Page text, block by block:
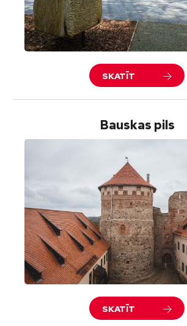
SKATĪT
Bauskas pils
SKATĪT